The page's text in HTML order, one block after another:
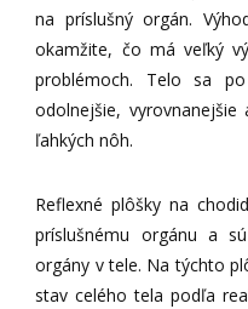
na príslušný orgán.
okamžite, čo má veľký
problémoch. Telo sa
odolnejšie,
ľahkých nôh.
Reflexné plôšky na
príslušnému orgánu a
orgány v tele. Na týchto
stav celého tela podľa